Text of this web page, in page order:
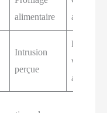
alimentaire
agrégats,
Intrusion
perçue
Données
agrégées